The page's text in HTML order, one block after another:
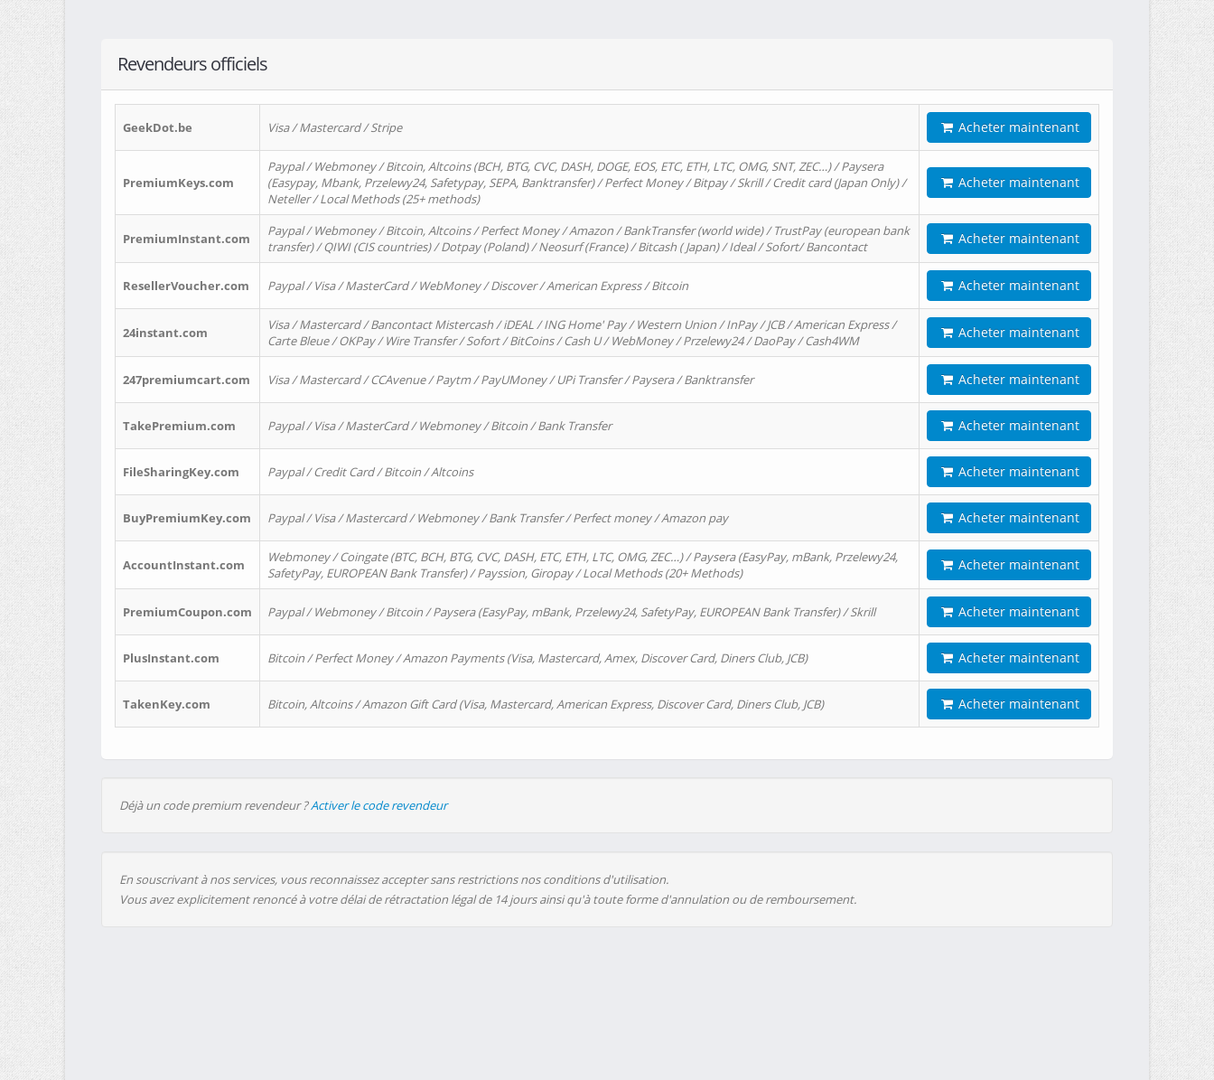
Revendeurs officiels
GeekDot.be Visa / Mastercard / Stripe Acheter maintenant
PremiumKeys.com
Paypal / Webmoney / Bitcoin, Altcoins (BCH, BTG, CVC, DASH, DOGE, EOS, ETC, ETH, LTC, OMG, SNT, ZEC…) / Paysera
(Easypay, Mbank, Przelewy24, Safetypay, SEPA, Banktransfer) / Perfect Money / Bitpay / Skrill / Credit card (Japan Only) /
Neteller / Local Methods (25+ methods)
Acheter maintenant
PremiumInstant.com
Paypal / Webmoney / Bitcoin, Altcoins / Perfect Money / Amazon / BankTransfer (world wide) / TrustPay (european bank
transfer) / QIWI (CIS countries) / Dotpay (Poland) / Neosurf (France) / Bitcash ( Japan) / Ideal / Sofort/ Bancontact
Acheter maintenant
ResellerVoucher.com Paypal / Visa / MasterCard / WebMoney / Discover / American Express / Bitcoin Acheter maintenant
24instant.com
Visa / Mastercard / Bancontact Mistercash / iDEAL / ING Home' Pay / Western Union / InPay / JCB / American Express /
Carte Bleue / OKPay / Wire Transfer / Sofort / BitCoins / Cash U / WebMoney / Przelewy24 / DaoPay / Cash4WM
Acheter maintenant
247premiumcart.com Visa / Mastercard / CCAvenue / Paytm / PayUMoney / UPi Transfer / Paysera / Banktransfer Acheter maintenant
TakePremium.com Paypal / Visa / MasterCard / Webmoney / Bitcoin / Bank Transfer Acheter maintenant
FileSharingKey.com Paypal / Credit Card / Bitcoin / Altcoins Acheter maintenant
BuyPremiumKey.com Paypal / Visa / Mastercard / Webmoney / Bank Transfer / Perfect money / Amazon pay Acheter maintenant
AccountInstant.com
Webmoney / Coingate (BTC, BCH, BTG, CVC, DASH, ETC, ETH, LTC, OMG, ZEC…) / Paysera (EasyPay, mBank, Przelewy24,
SafetyPay, EUROPEAN Bank Transfer) / Payssion, Giropay / Local Methods (20+ Methods)
Acheter maintenant
PremiumCoupon.com Paypal / Webmoney / Bitcoin / Paysera (EasyPay, mBank, Przelewy24, SafetyPay, EUROPEAN Bank Transfer) / Skrill Acheter maintenant
PlusInstant.com Bitcoin / Perfect Money / Amazon Payments (Visa, Mastercard, Amex, Discover Card, Diners Club, JCB) Acheter maintenant
TakenKey.com Bitcoin, Altcoins / Amazon Gift Card (Visa, Mastercard, American Express, Discover Card, Diners Club, JCB) Acheter maintenant
Déjà un code premium revendeur ?Activer le code revendeur
En souscrivant à nos services, vous reconnaissez accepter sans restrictions nos conditions d'utilisation.
Vous avez explicitement renoncé à votre délai de rétractation légal de 14 jours ainsi qu'à toute forme d'annulation ou de remboursement.